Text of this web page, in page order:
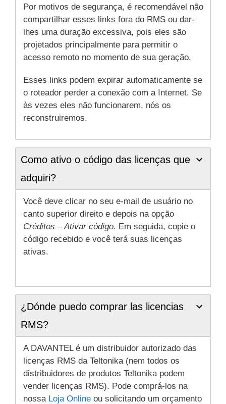
Por motivos de segurança, é recomendável não
compartilhar esses links fora do RMS ou dar-
lhes uma duração excessiva, pois eles são
projetados principalmente para permitir o
acesso remoto no momento de sua geração.
Esses links podem expirar automaticamente se
o roteador perder a conexão com a Internet. Se
às vezes eles não funcionarem, nós os
reconstruiremos.
Como ativo o código das licenças que
adquiri?
Você deve clicar no seu e-mail de usuário no
canto superior direito e depois na opção
Créditos – Ativar código. Em seguida, copie o
código recebido e você terá suas licenças
ativas.
¿Dónde puedo comprar las licencias
RMS?
A DAVANTEL é um distribuidor autorizado das
licenças RMS da Teltonika (nem todos os
distribuidores de produtos Teltonika podem
vender licenças RMS). Pode comprá-los na
nossa Loja Online ou solicitando um orçamento